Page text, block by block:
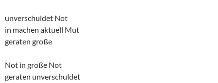
unverschuldet Not
in machen aktuell Mut
geraten große
Not in große Not
geraten unverschuldet